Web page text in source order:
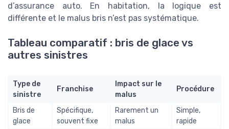
d’assurance auto. En habitation, la logique est
différente et le malus bris n’est pas systématique.
Tableau comparatif : bris de glace vs
autres sinistres
Type de
sinistre
Franchise
Impact sur le
malus
Procédure
Bris de
glace
Spécifique,
souvent fixe
Rarement un
malus
Simple,
rapide